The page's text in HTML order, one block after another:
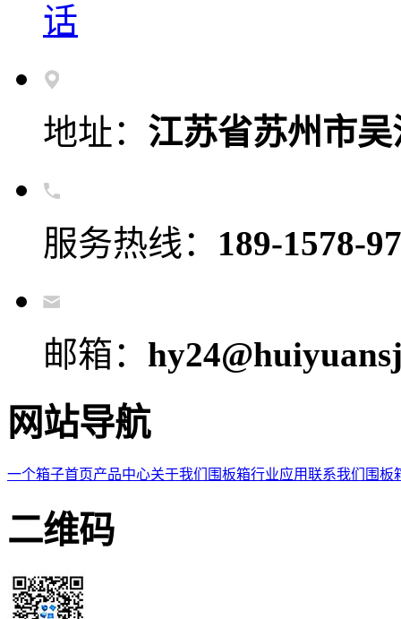
话
地址： 江苏省苏州市
服务热线： 189-1578-
邮箱：
网站导航
一个箱子首页产品中心关于我们 围板箱行业应用联系我们 围板
二维码